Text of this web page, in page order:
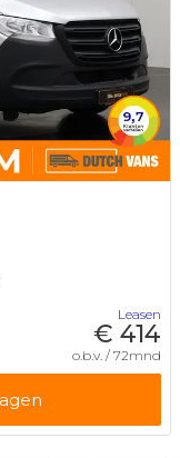
Leasen
€ 414
o.b.v. / 72mnd